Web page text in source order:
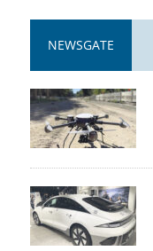
NEWSGATE